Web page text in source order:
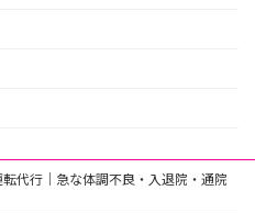
代行｜急な体調不良・入退院・通院